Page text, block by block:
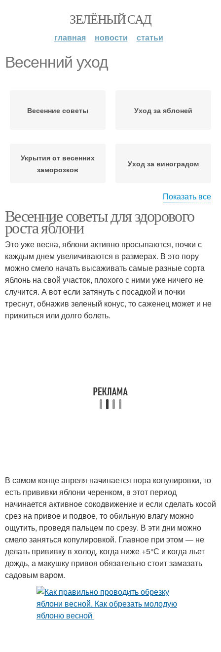
ЗЕЛЁНЫЙ САД
главная новости статьи
Весенний уход
Весенние советы Уход за яблоней
Укрытия от весенних
заморозков
Уход за виноградом
Осенний уход Уход за деревьями
Мероприятия по
осеннему уходу
Уход за вишней
Показать все
Весенние советы для здорового
роста яблони
Это уже весна, яблони активно просыпаются, почки с
каждым днем увеличиваются в размерах. В это пору
можно смело начать высаживать самые разные сорта
яблонь на свой участок, плохого с ними уже ничего не
случится. А вот если затянуть с посадкой и почки
треснут, обнажив зеленый конус, то саженец может и не
прижиться или долго болеть.
В самом конце апреля начинается пора копулировки, то
есть прививки яблони черенком, в этот период
начинается активное сокодвижение и если сделать косой
срез на привое и подвое, то обильную влагу можно
ощутить, проведя пальцем по срезу. В эти дни можно
смело заняться копулировкой. Главное при этом — не
делать прививку в холод, когда ниже +5°С и когда льет
дождь, а макушку привоя обязательно стоит замазать
садовым варом.